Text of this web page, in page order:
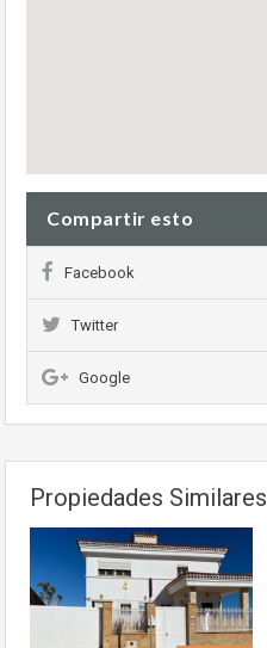
Compartir esto
Facebook
Twitter
Google
Propiedades Similares